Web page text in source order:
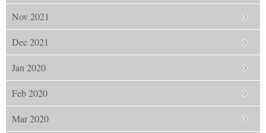
Nov 2021
Dec 2021
Jan 2020
Feb 2020
Mar 2020